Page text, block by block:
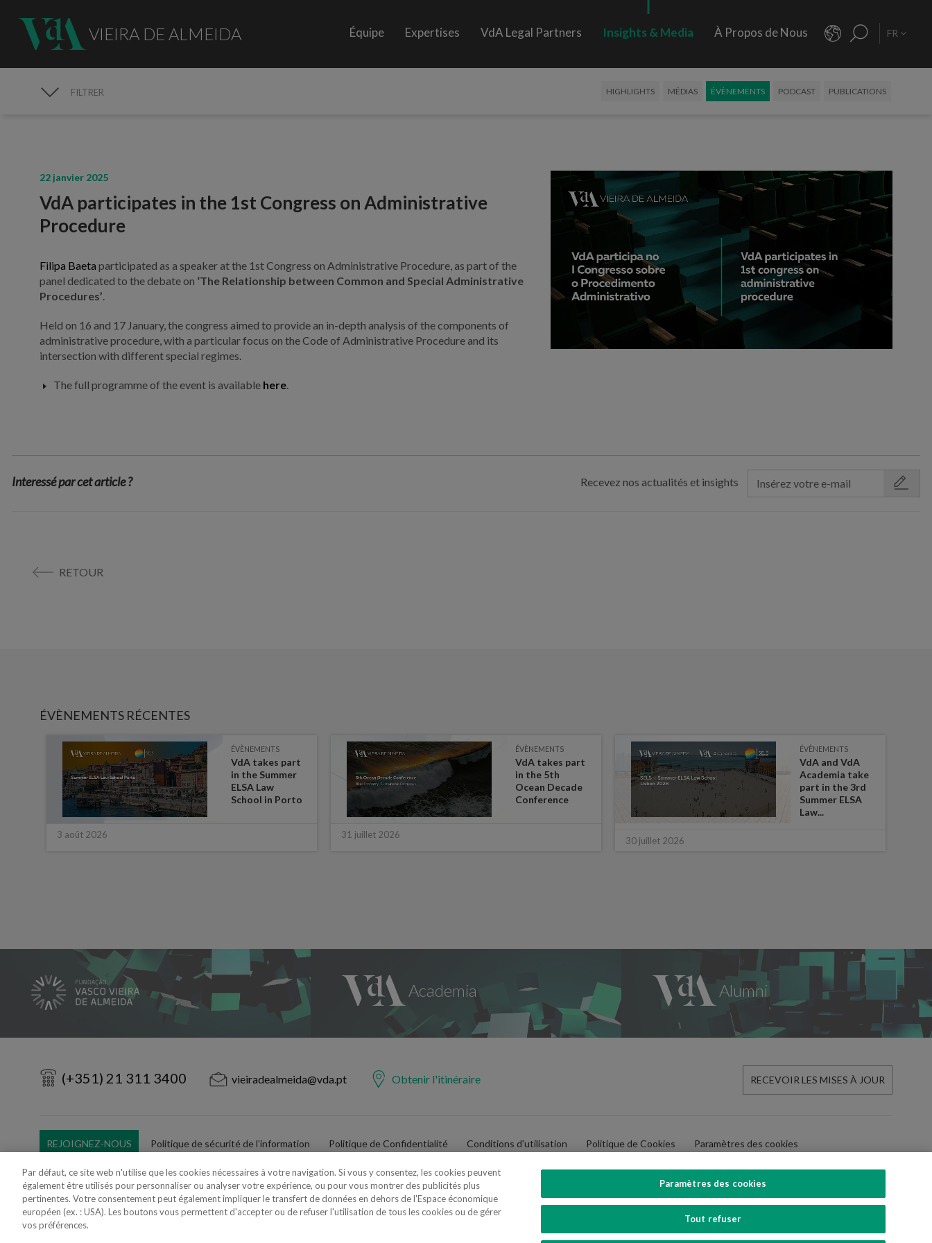
VIEIRA DE ALMEIDA Équipe Expertises VdA Legal Partners Insights & Media À Propos de Nous FR
FILTRER HIGHLIGHTS MÉDIAS ÉVÈNEMENTS PODCAST PUBLICATIONS
22 janvier 2025
VdA participates in the 1st Congress on Administrative
Procedure
Filipa Baeta participated as a speaker at the 1st Congress on Administrative Procedure, as part of the
panel dedicated to the debate on ‘The Relationship between Common and Special Administrative
Procedures’
Held on 16 and 17 January, the congress aimed to provide an in-depth analysis of the components of
administrative procedure, with a particular focus on the Code of Administrative Procedure and its
intersection with different special regimes.
The full programme of the event is available here
Interessé par cet article ? Recevez nos actualités et insights
RETOUR
ÉVÈNEMENTS RÉCENTES
ÉVÈNEMENTS
VdA takes part
in the Summer
ELSA Law
School in Porto
3 août 2026
ÉVÈNEMENTS
VdA takes part
in the 5th
Ocean Decade
Conference
31 juillet 2026
ÉVÈNEMENTS
VdA and VdA
Academia take
part in the 3rd
Summer ELSA
Law...
30 juillet 2026
(+351) 21 311 3400 vieiradealmeida@vda.pt Obtenir l'itinéraire RECEVOIR LES MISES À JOUR
REJOIGNEZ-NOUS Politique de sécurité de l'information Politique de Confidentialité Conditions d'utilisation Politique de Cookies Paramètres des cookies
Utilisation Frauduleuse du Nom/Brand
Par défaut, ce site web n'utilise que les cookies nécessaires à votre navigation. Si vous y consentez, les cookies peuvent
également être utilisés pour personnaliser ou analyser votre expérience, ou pour vous montrer des publicités plus
pertinentes. Votre consentement peut également impliquer le transfert de données en dehors de l'Espace économique
européen (ex. : USA). Les boutons vous permettent d'accepter ou de refuser l'utilisation de tous les cookies ou de gérer
vos préférences.
Paramètres des cookies
Tout refuser